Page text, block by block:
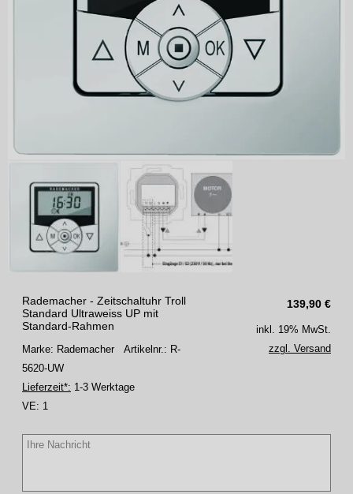
139,90 €
Rademacher - Zeitschaltuhr Troll
Standard Ultraweiss UP mit
Standard-Rahmen
Marke: Rademacher Artikelnr.: R-
5620-UW
Lieferzeit*: 1-3 Werktage
VE: 1
inkl. 19% MwSt.
zzgl. Versand